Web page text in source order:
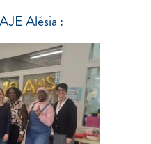
Alésia :